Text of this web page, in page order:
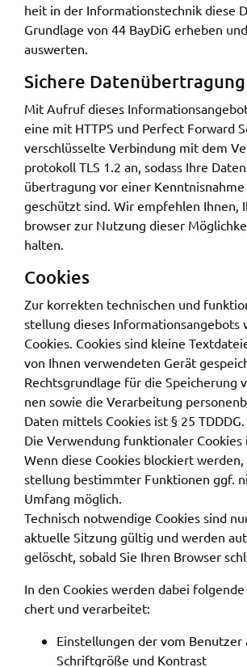
heit in der Infor­ma­ti­ons­tech­nik diese
Grund­la­ge von 44 BayDiG erhe­ben
auswer­ten.
Siche­re Daten­über­tra­gung
Mit Aufruf dieses
eine mit HTTPS und Perfect Forward
verschlüs­sel­te Verbin­dung mit dem
pro­to­koll TLS 1.2 an, sodass Ihre
über­tra­gung vor einer
geschützt sind. Wir empfeh­len
brow­ser zur Nutzung dieser
halten.
Cookies
Zur korrek­ten tech­ni­schen und
stel­lung dieses Infor­ma­ti­ons­an­ge­bots
Cookies. Cookies sind klei­ne
von Ihnen verwen­de­ten Gerät
Rechts­grund­la­ge für die Spei­che­rung
nen sowie die Verar­bei­tung
Daten mittels Cookies ist § 25 TDDDG.
Die Verwen­dung funk­tio­na­ler Cookies
Wenn diese Cookies blockiert
stel­lung bestimm­ter Funk­tio­nen ggf.
Umfang möglich.
Tech­nisch notwen­di­ge Cookies sind
aktu­el­le Sitzung gültig und werden
gelöscht, sobald Sie Ihren Brow­ser
In den Cookies werden dabei
chert und verar­bei­tet:
Einstel­lun­gen der vom Benut­zer
Schrift­grö­ße und Kontrast